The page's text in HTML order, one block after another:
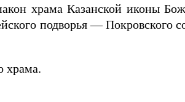
храма Казанской иконы
подворья — Покровского
храма.